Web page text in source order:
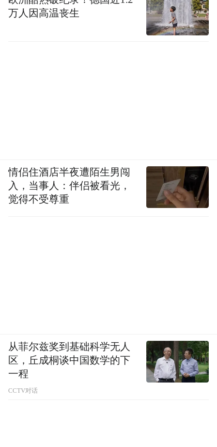
万人因高温丧生
情侣住酒店半夜遭陌生男闯
入，当事人：伴侣被看光，
觉得不受尊重
从菲尔兹奖到基础科学无人
区，丘成桐谈中国数学的下
一程
CCTV对话